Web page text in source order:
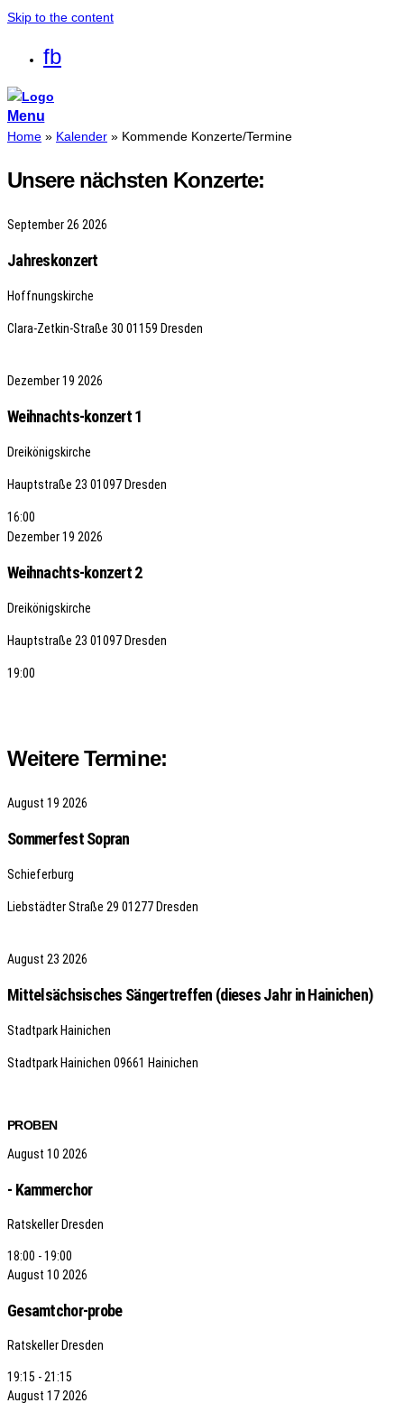
Skip to the content
fb
Menu
Home » Kalender » Kommende Konzerte/Termine
Unsere nächsten Konzerte:
September26 2026
Jahreskonzert
Hoffnungskirche
Clara-Zetkin-Straße 30 01159 Dresden
Dezember19 2026
Weihnachts-konzert 1
Dreikönigskirche
Hauptstraße 23 01097 Dresden
16:00
Dezember19 2026
Weihnachts-konzert 2
Dreikönigskirche
Hauptstraße 23 01097 Dresden
19:00
Weitere Termine:
August 19 2026
Sommerfest Sopran
Schieferburg
Liebstädter Straße 29 01277 Dresden
August 23 2026
Mittelsächsisches Sängertreffen (dieses Jahr in Hainichen)
Stadtpark Hainichen
Stadtpark Hainichen 09661 Hainichen
PROBEN
August 10 2026
- Kammerchor
Ratskeller Dresden
18:00 - 19:00
August 10 2026
Gesamtchor-probe
Ratskeller Dresden
19:15 - 21:15
August 172026